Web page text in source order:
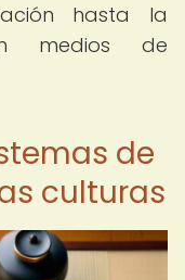
hasta la
medios de
de
culturas